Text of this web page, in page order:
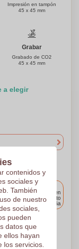
Impresión en tampón
45 x 45 mm
Grabar
Grabado de CO2
45 x 45 mm
a elegir
Incluido
a.m.
Entrega en
cualquier punto
de España
a la
contenidos y
sociales y
También
de nuestro
sociales,
pueden
datos que
ellos hayan
los servicios.